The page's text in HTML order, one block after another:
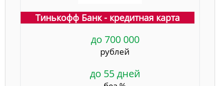
Тинькофф Банк - кредитная карта
до 700 000
рублей
до 55 дней